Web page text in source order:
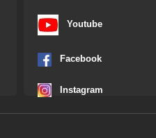
Youtube
Facebook
Instagram